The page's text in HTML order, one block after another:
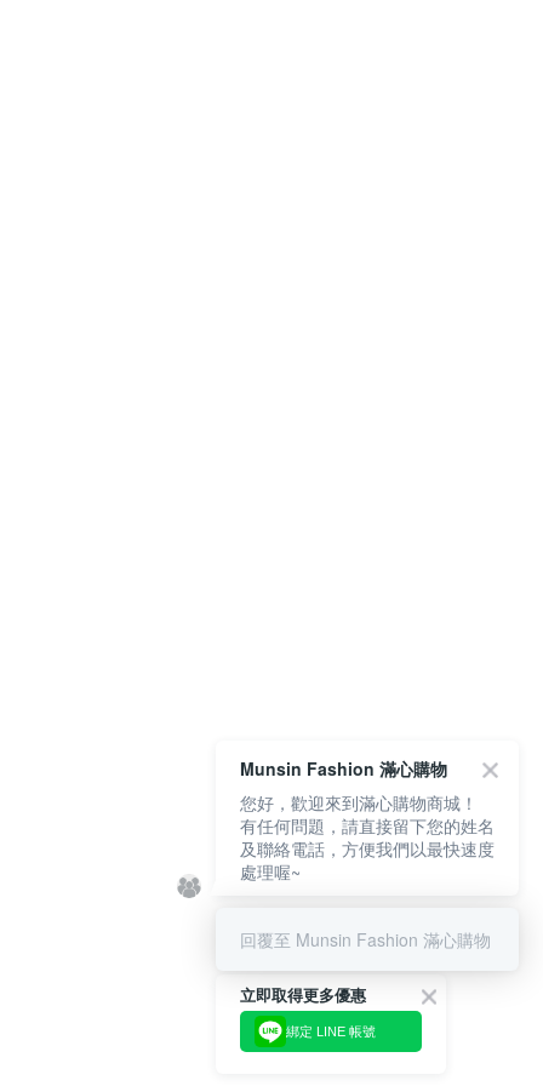
立即取得更多優惠
綁定 LINE 帳號
Munsin Fashion 滿心購物
您好，歡迎來到滿心購物商城！
有任何問題，請直接留下您的姓名
及聯絡電話，方便我們以最快速度
處理喔~
回覆至 Munsin Fashion 滿心購物